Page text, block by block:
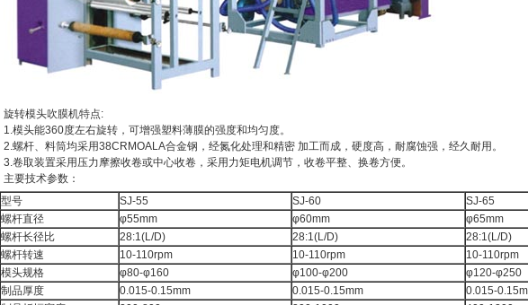
旋转模头吹膜机特点:
1.模头能360度左右旋转，可增强塑料薄膜的强度和均匀度。
2.螺杆、料筒均采用38CRMOALA合金钢，经氮化处理和精密 加工而成，硬度高，耐腐蚀强，经久耐用。
3.卷取装置采用压力摩擦收卷或中心收卷，采用力矩电机调节，收卷平整、换卷方便。
主要技术参数：
型号
SJ-55 SJ-60
SJ-65
螺杆直径
φ55mm φ60mm
φ65mm
螺杆长径比
28:1(L/D) 28:1(L/D)
28:1(L/D)
螺杆转速
10-110rpm 10-110rpm
10-110rpm
模头规格
φ80-φ160 φ100-φ200
φ120-φ250
制品厚度
0.015-0.15mm 0.015-0.15mm
0.015-